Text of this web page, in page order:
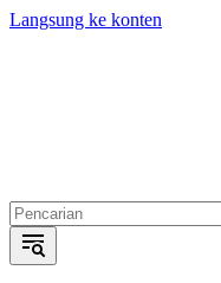
Langsung ke konten